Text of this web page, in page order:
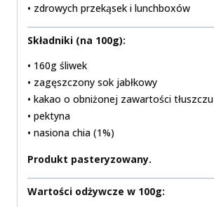
• zdrowych przekąsek i lunchboxów
Składniki (na 100g):
• 160g śliwek
• zagęszczony sok jabłkowy
• kakao o obniżonej zawartości tłuszczu
• pektyna
• nasiona chia (1%)
Produkt pasteryzowany.
Wartości odżywcze w 100g: